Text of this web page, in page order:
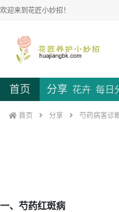
欢迎来到花匠小妙招！
首页 分享 花卉 每日
首页 分享 芍药病害诊
一、芍药红斑病